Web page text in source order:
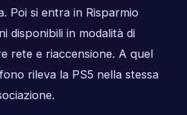
Poi si entra in Risparmio
disponibili in modalità di
rete e riaccensione. A quel
rileva la PS5 nella stessa